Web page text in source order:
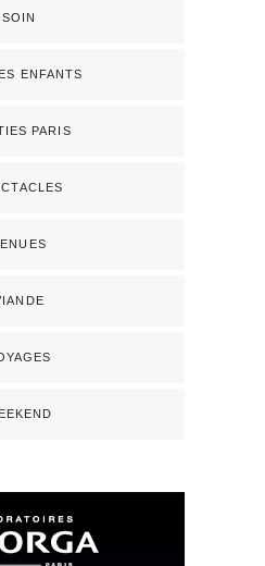
SOIN
ENFANTS
PARIS